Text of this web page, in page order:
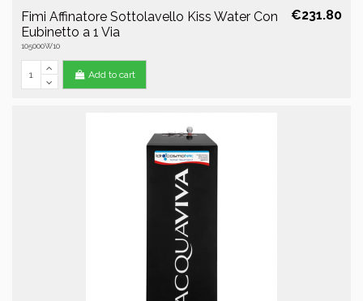
Fimi Affinatore Sottolavello Kiss Water Con
Eubinetto a 1 Via
105000W10
€231.80
Add to cart